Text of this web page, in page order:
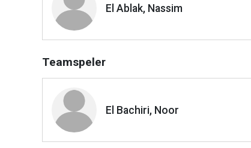
El Ablak, Nassim
Teamspeler
El Bachiri, Noor